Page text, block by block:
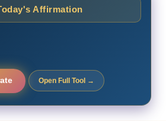
Affirmation
Open Full Tool →